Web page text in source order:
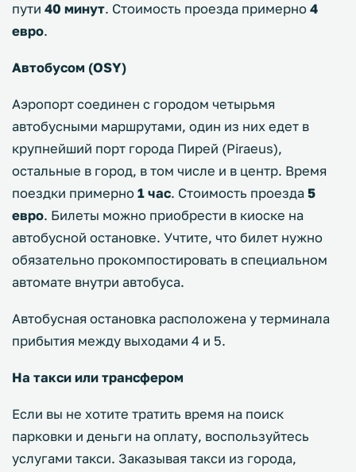
пути 40 минут. Стоимость проезда примерно 4
евро.
Автобусом (OSY)
Аэропорт соединен с городом четырьмя
автобусными маршрутами, один из них едет в
крупнейший порт города Пирей (Piraeus),
остальные в город, в том числе и в центр. Время
поездки примерно 1 час. Стоимость проезда 5
евро. Билеты можно приобрести в киоске на
автобусной остановке. Учтите, что билет нужно
обязательно прокомпостировать в специальном
автомате внутри автобуса.
Автобусная остановка расположена у терминала
прибытия между выходами 4 и 5.
На такси или трансфером
Если вы не хотите тратить время на поиск
парковки и деньги на оплату, воспользуйтесь
услугами такси. Заказывая такси из города,